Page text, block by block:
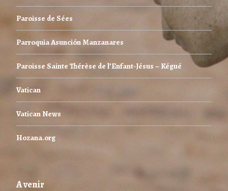
Paroisse de Sées
Parroquia Asunción Manzanares
Paroisse Sainte Thérèse de l’Enfant-Jésus – Kégué
Vatican
Vatican News
Hozana.org
A venir